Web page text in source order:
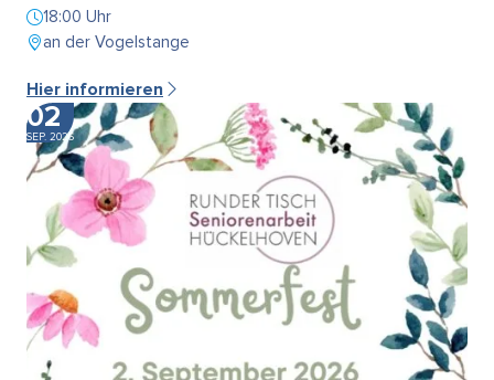
18:00 Uhr
an der Vogelstange
Hier informieren
02
SEP. 2026